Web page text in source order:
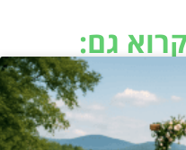
גם: